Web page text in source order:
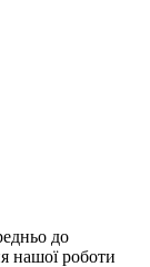
до
нашої роботи